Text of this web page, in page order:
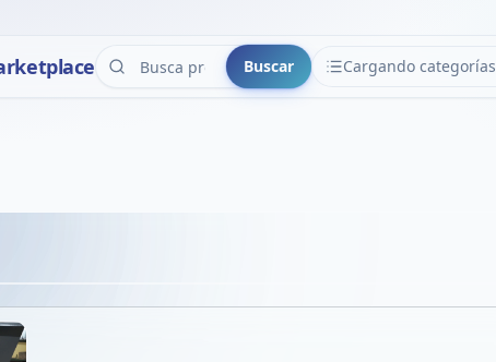
Buscar Cargando categorías
CATEGORÍAS